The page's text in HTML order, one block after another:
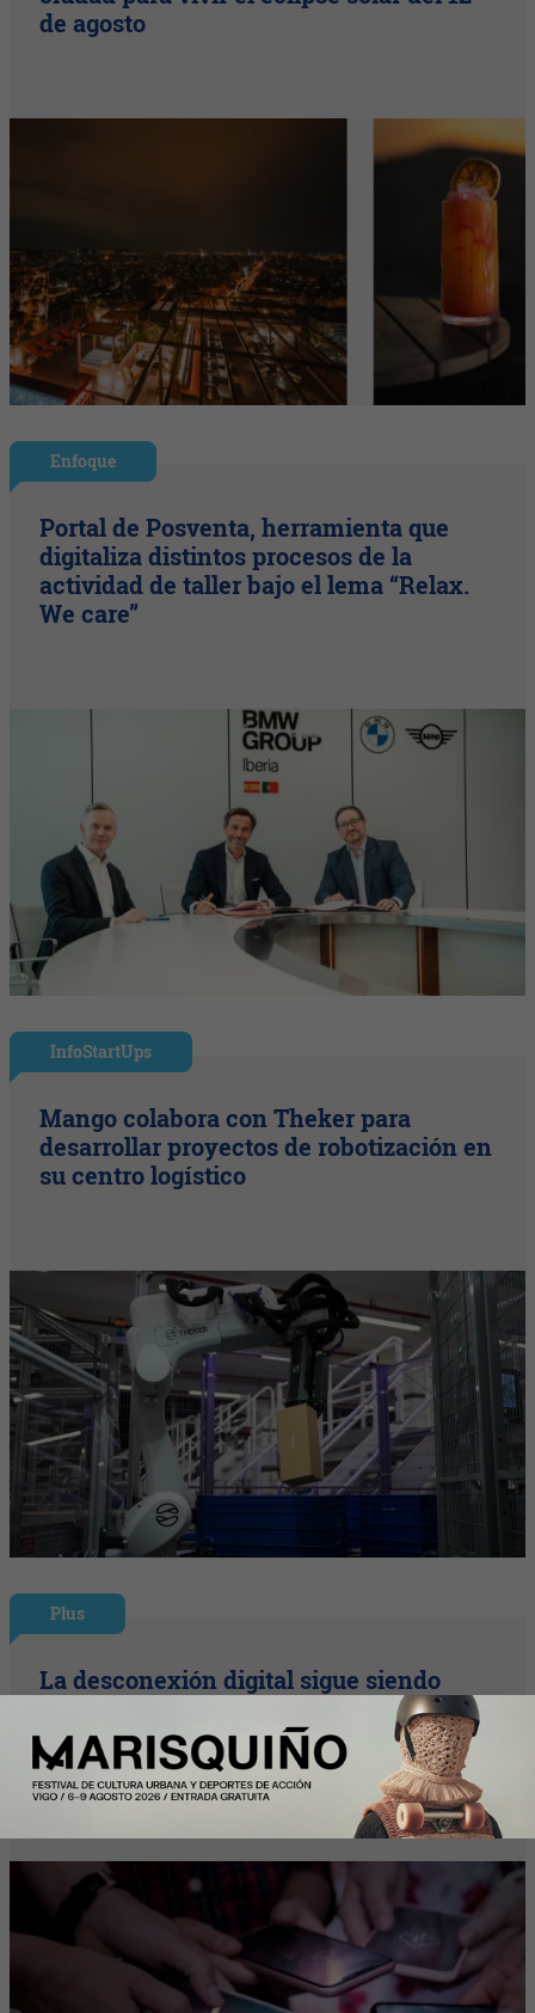
de agosto
Enfoque
Portal de Posventa, herramienta que
digitaliza distintos procesos de la
actividad de taller bajo el lema “Relax.
We care”
InfoStartUps
Mango colabora con Theker para
desarrollar proyectos de robotización en
su centro logístico
Plus
La desconexión digital sigue siendo
asignatura pendiente: el 46% de los
trabajadores desconecta al terminar su
jornada